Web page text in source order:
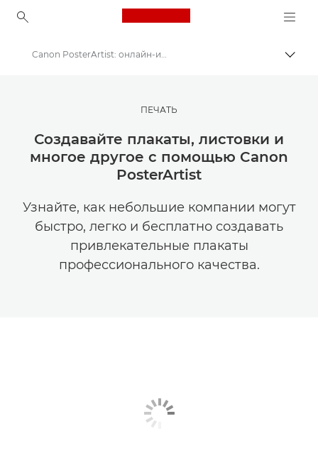
Canon Logo, back to
Мастерская творчества | Советы по фотографии и печати и руководства для покупателей
Советы и технические приемы по фотографии и печати
Canon PosterArtist: онлайн-инструмент для создания плакатов
ПЕЧАТЬ
Создавайте плакаты, листовки и
многое другое с помощью Canon
PosterArtist
Узнайте, как небольшие компании могут
быстро, легко и бесплатно создавать
привлекательные плакаты
профессионального качества.